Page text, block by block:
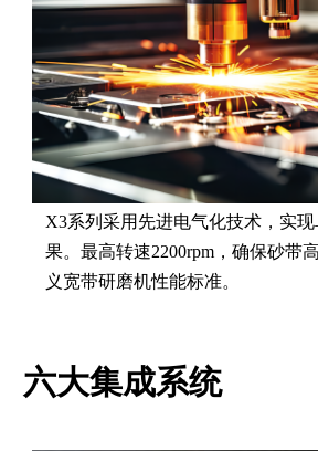
X3系列采用先进电气化技术，实
果。最高转速2200rpm，确保砂带
义宽带研磨机性能标准。
六大集成系统